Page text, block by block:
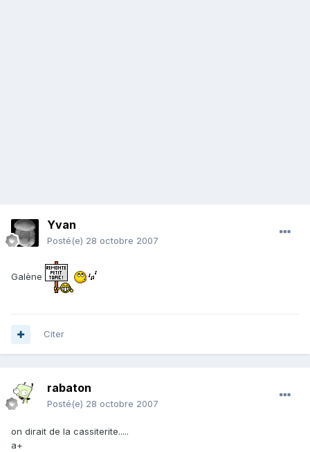
Yvan
Posté(e) 28 octobre 2007
Galène
Citer
rabaton
Posté(e) 28 octobre 2007
on dirait de la cassiterite.....
a+